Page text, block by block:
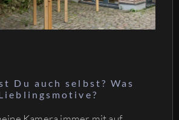
Du auch selbst? Was